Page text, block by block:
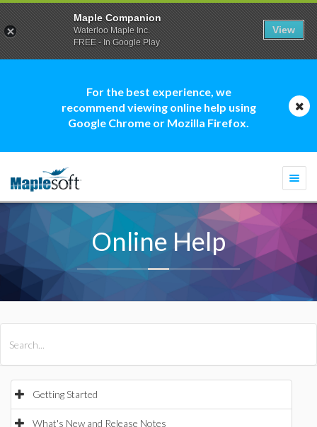
For the best experience, we
recommend viewing online help using
Google Chrome or Mozilla Firefox.
Online Help
Getting Started
What's New and Release Notes
Maple Companion
Waterloo Maple Inc.
FREE - In Google Play
View